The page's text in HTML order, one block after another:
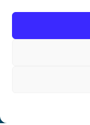
Marie
Conditions
Mentions